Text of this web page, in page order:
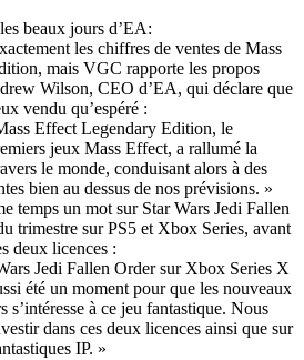
beaux jours d’EA:
les chiffres de ventes de Mass
mais VGC rapporte les propos
Wilson, CEO d’EA, qui déclare que
vendu qu’espéré :
Effect Legendary Edition, le
jeux Mass Effect, a rallumé la
le monde, conduisant alors à des
bien au dessus de nos prévisions. »
temps un mot sur Star Wars Jedi Fallen
trimestre sur PS5 et Xbox Series, avant
deux licences :
Jedi Fallen Order sur Xbox Series X
été un moment pour que les nouveaux
s’intéresse à ce jeu fantastique. Nous
dans ces deux licences ainsi que sur
IP. »